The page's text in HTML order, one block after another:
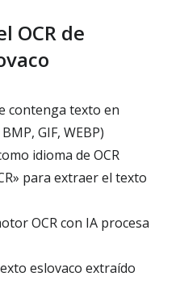
OCR de
contenga texto en
GIF, WEBP)
idioma de OCR
para extraer el texto
OCR con IA procesa
eslovaco extraído